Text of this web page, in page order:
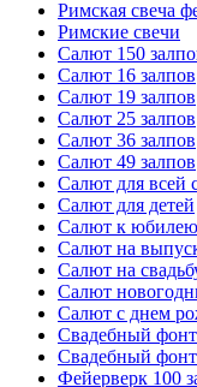
Римская свеча
Римские свечи
Салют 150
Салют 16 залпов
Салют 19 залпов
Салют 25 залпов
Салют 36 залпов
Салют 49 залпов
Салют для всей
Салют для детей
Салют к юбилею
Салют на
Салют на
Салют
Салют с днем
Свадебный
Свадебный
Фейерверк 100